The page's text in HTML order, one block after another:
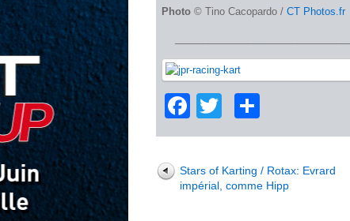
Photo © Tino Cacopardo / CT Photos.fr
Facebook
Twitter
Stars of Karting / Rotax: Evrard
impérial, comme Hipp